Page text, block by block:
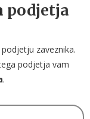
podjetja
zaveznika.
podjetja vam
.